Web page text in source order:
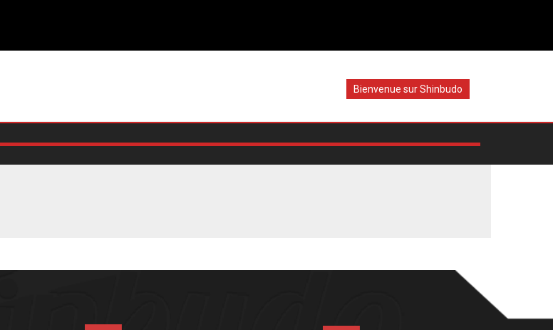
Bienvenue sur Shinbudo